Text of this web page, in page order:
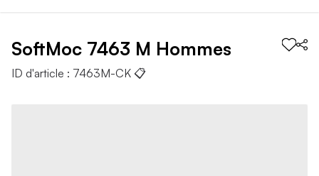
SoftMoc 7463 M Hommes
ID d'article : 7463M-CK 📋